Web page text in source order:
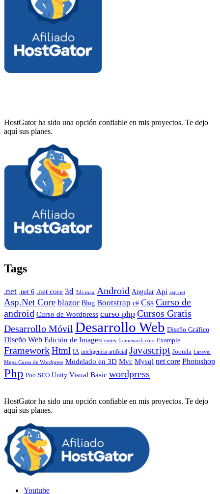
HostGator ha sido una opción confiable en mis proyectos. Te dejo
aquí sus planes.
Tags
.net .net 6 .net core 3d 3ds max Android Angular Api asp.net
Asp.Net Core blazor Blog Bootstrap c# Css Curso de
android Curso de Wordpress curso php Cursos Gratis
Desarrollo Móvil Desarrollo Web Diseño Gráfico
Diseño Web Edición de Imagen entity framework core Example
FrameworkHtml IA inteligencia artificial Javascript Joomla Laravel
Mega Curso de Wordpress Modelado en 3D Mvc Mysql net core Photoshop
Php Poo SEO Unity Visual Basic wordpress
HostGator ha sido una opción confiable en mis proyectos. Te dejo
aquí sus planes.
Youtube